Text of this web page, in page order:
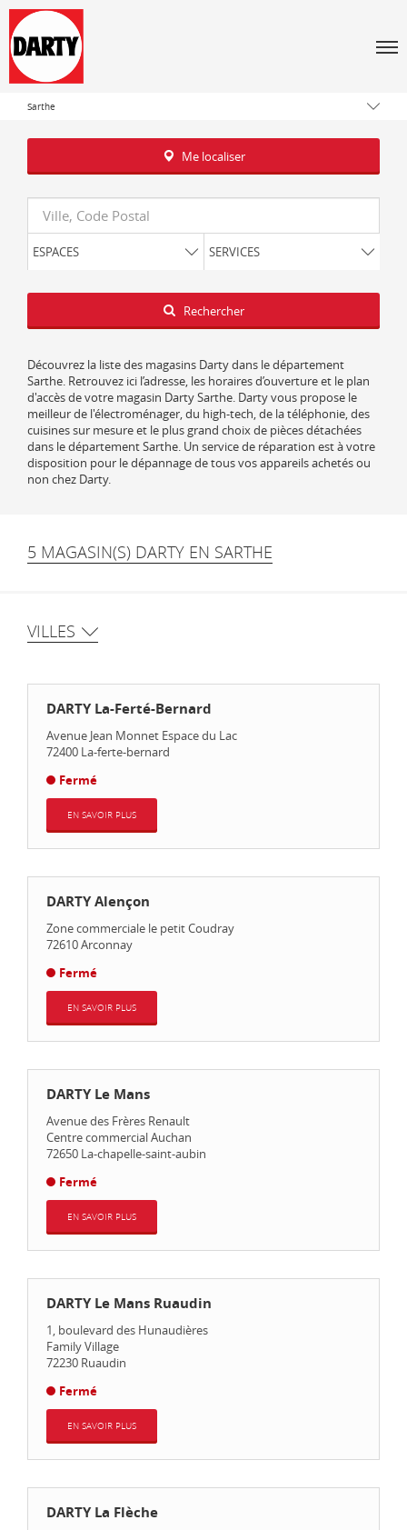
Tous les magasins Darty
Pays de la Loire
Sarthe
Me localiser
Requête
ESPACES SERVICES
Latitude
Longitude
Rechercher
Découvrez la liste des magasins Darty dans le département
Sarthe. Retrouvez ici l’adresse, les horaires d’ouverture et le plan
d'accès de votre magasin Darty Sarthe. Darty vous propose le
meilleur de l'électroménager, du high-tech, de la téléphonie, des
cuisines sur mesure et le plus grand choix de pièces détachées
dans le département Sarthe. Un service de réparation est à votre
disposition pour le dépannage de tous vos appareils achetés ou
non chez Darty.
5 MAGASIN(S) DARTY EN SARTHE
VILLES
DARTY La-Ferté-Bernard
Avenue Jean Monnet Espace du Lac
72400 La-ferte-bernard
Fermé
EN SAVOIR PLUS
DARTY Alençon
Zone commerciale le petit Coudray
72610Arconnay
Fermé
EN SAVOIR PLUS
DARTY Le Mans
Avenue des Frères Renault
Centre commercial Auchan
72650 La-chapelle-saint-aubin
Fermé
EN SAVOIR PLUS
DARTY Le Mans Ruaudin
1, boulevard des Hunaudières
Family Village
72230 Ruaudin
Fermé
EN SAVOIR PLUS
DARTY La Flèche